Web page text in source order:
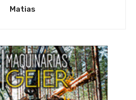
Matias